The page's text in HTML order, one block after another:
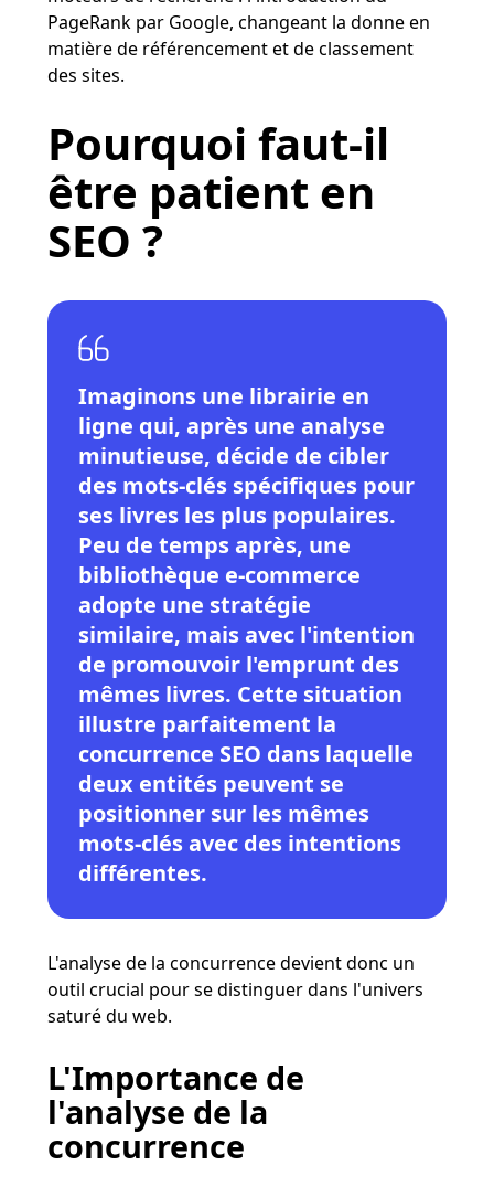
PageRank par Google, changeant la donne en
matière de référencement et de classement
des sites​​.
Pourquoi faut-il
être patient en
SEO ?
Imaginons une librairie en
ligne qui, après une analyse
minutieuse, décide de cibler
des mots-clés spécifiques pour
ses livres les plus populaires.
Peu de temps après, une
bibliothèque e-commerce
adopte une stratégie
similaire, mais avec l'intention
de promouvoir l'emprunt des
mêmes livres. Cette situation
illustre parfaitement la
concurrence SEO dans laquelle
deux entités peuvent se
positionner sur les mêmes
mots-clés avec des intentions
différentes.
L'analyse de la concurrence devient donc un
outil crucial pour se distinguer dans l'univers
saturé du web.
L'Importance de
l'analyse de la
concurrence